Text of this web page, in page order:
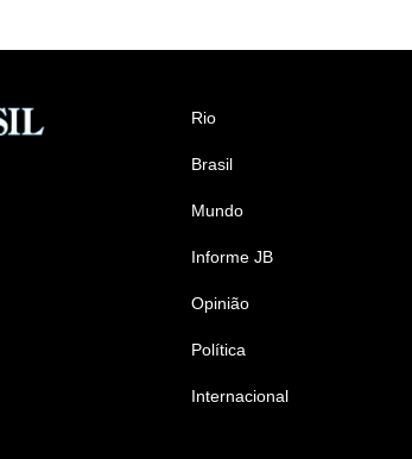
Rio
Brasil
Mundo
Informe JB
Opinião
Política
Internacional